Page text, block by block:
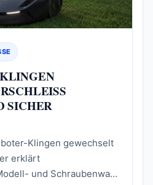
E
A
Klingen gewechselt
erklärt
und Schraubenwahl